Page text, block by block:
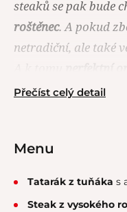
steaků se pak bude
roštěnec. A pokud
netradiční, ale také
přílohy, a i když už
Přečíst celý detail
Menu
Tatarák z tuňáka s
Steak z vysokého